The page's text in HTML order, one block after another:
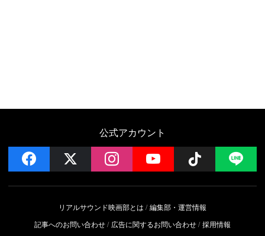
公式アカウント
facebook instagramYouTube Follow
リアルサウンド映画部とは
編集部・運営情報
記事へのお問い合わせ
広告に関するお問い合わせ 採用情報